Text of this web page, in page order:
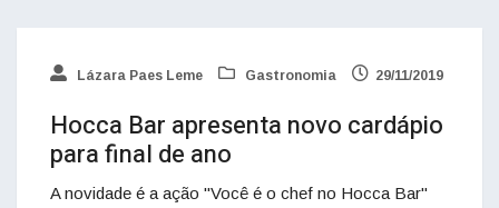
Lázara Paes Leme Gastronomia 29/11/2019
Hocca Bar apresenta novo cardápio
para final de ano
A novidade é a ação "Você é o chef no Hocca Bar"